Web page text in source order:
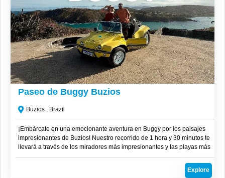
R$ 220
Paseo de Buggy Buzios
Buzios , Brazil
¡Embárcate en una emocionante aventura en Buggy por los paisajes
impresionantes de Buzios! Nuestro recorrido de 1 hora y 30 minutos te
llevará a través de los miradores más impresionantes y las playas más
hermosas de esta joya costera de Brasil.
Explore